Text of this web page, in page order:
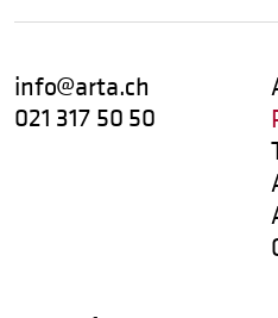
info@arta.ch
021 317 50 50